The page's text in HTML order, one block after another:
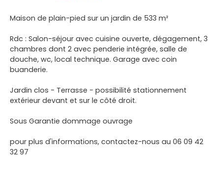
Maison de plain-pied sur un jardin de 533 m²
Rdc : Salon-séjour avec cuisine ouverte, dégagement, 3
chambres dont 2 avec penderie intégrée, salle de
douche, wc, local technique. Garage avec coin
buanderie.
Jardin clos - Terrasse - possibilité stationnement
extérieur devant et sur le côté droit.
Sous Garantie dommage ouvrage
pour plus d'informations, contactez-nous au 06 09 42
32 97